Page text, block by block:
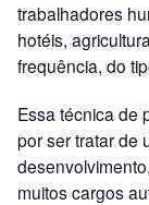
trabalhadores
hotéis,
frequência, do
Essa técnica de
por ser tratar de
muitos cargos